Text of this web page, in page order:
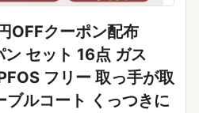
OFFクーポン配布
セット 16点 ガス
フリー 取っ手が取
ブルコート くっつきに